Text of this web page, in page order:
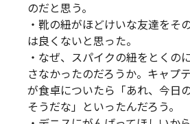
のだと思う。
・靴の紐がほどけいな友達をそ
は良くないと思った。
・なぜ、スパイクの紐をとくの
さなかったのだろうか。キャプ
が食卓についたら「あれ、今日
そうだな」といったんだろう。